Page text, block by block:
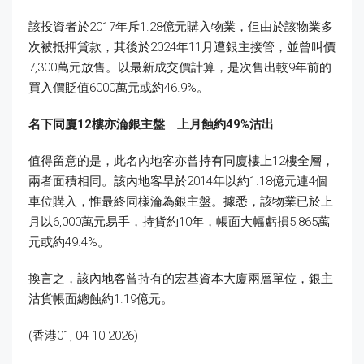
該投資者於2017年斥1.28億元購入物業，但由於該物業多
次被抵押貸款，其後於2024年11月遭銀主接管，並曾叫價
7,300萬元放售。以最新成交價計算，是次售出較9年前的
買入價貶值6000萬元或約46.9%。
名下同廈12樓亦淪銀主盤 上月蝕約49%沽出
值得留意的是，此名內地客亦曾持有同廈樓上12樓全層，
兩者面積相同。該內地客早於2014年以約1.18億元連4個
車位購入，惟最終同樣淪為銀主盤。據悉，該物業已於上
月以6,000萬元易手，持貨約10年，帳面大幅虧損5,865萬
元或約49.4%。
換言之，該內地客曾持有的宏基資本大廈兩層單位，銀主
沽貨帳面總蝕約1.19億元。
(香港01, 04-10-2026)